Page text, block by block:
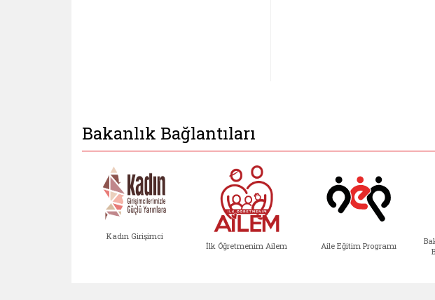
Bakanlık Bağlantıları
Kadın Girişimci
İlk Öğretmenim Ailem Aile Eğitim Programı